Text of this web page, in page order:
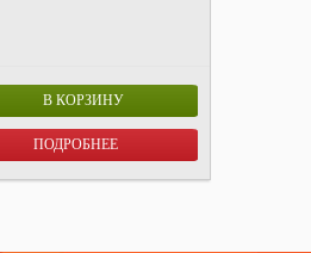
В КОРЗИНУ
ПОДРОБНЕЕ